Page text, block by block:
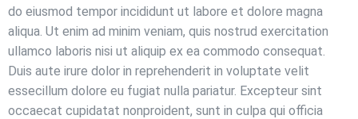
do eiusmod tempor incididunt ut labore et dolore magna
aliqua. Ut enim ad minim veniam, quis nostrud exercitation
ullamco laboris nisi ut aliquip ex ea commodo consequat.
Duis aute irure dolor in reprehenderit in voluptate velit
essecillum dolore eu fugiat nulla pariatur. Excepteur sint
occaecat cupidatat nonproident, sunt in culpa qui officia